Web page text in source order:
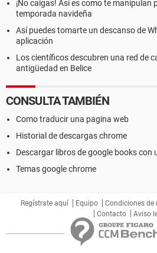
¡No caigas! Así es como te manipulan
temporada navideña
Así puedes tomarte un descanso de
aplicación
Los científicos descubren una red de
antigüedad en Belice
CONSULTA TAMBIÉN
Como traducir una pagina web
Historial de descargas chrome
Descargar libros de google books con
Temas google chrome
Regístrate aquí Equipo Condiciones de
Contacto
Aviso